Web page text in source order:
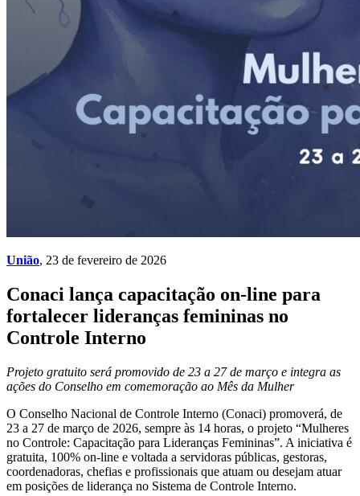
União, 23 de fevereiro de 2026
Conaci lança capacitação on-line para
fortalecer lideranças femininas no
Controle Interno
Projeto gratuito será promovido de 23 a 27 de março e integra as
ações do Conselho em comemoração ao Mês da Mulher
O Conselho Nacional de Controle Interno (Conaci) promoverá, de
23 a 27 de março de 2026, sempre às 14 horas, o projeto “Mulheres
no Controle: Capacitação para Lideranças Femininas”. A iniciativa é
gratuita, 100% on-line e voltada a servidoras públicas, gestoras,
coordenadoras, chefias e profissionais que atuam ou desejam atuar
em posições de liderança no Sistema de Controle Interno.